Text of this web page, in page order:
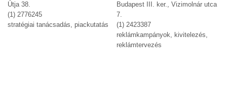
Útja 38.
(1) 2776245
stratégiai tanácsadás, piackutatás
Budapest III. ker., Vizimolnár utca
7.
(1) 2423387
reklámkampányok, kivitelezés,
reklámtervezés